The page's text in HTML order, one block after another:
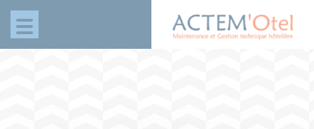
Panneau de gestion des cookies